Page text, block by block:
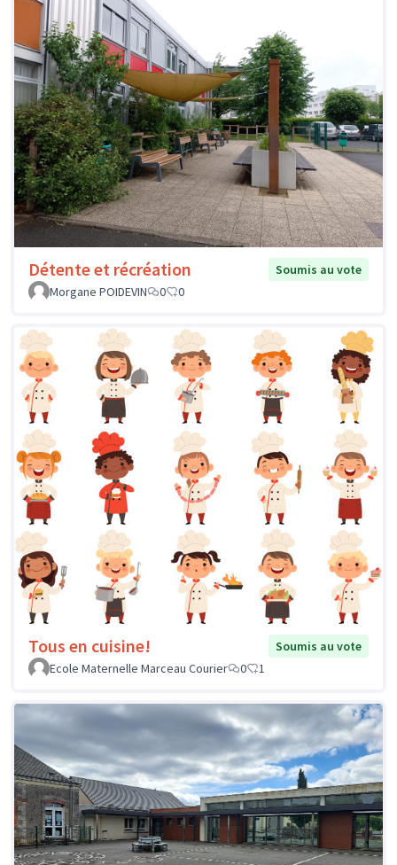
Détente et récréation
Soumis au vote
Morgane POIDEVIN
0 0
Tous en cuisine!
Soumis au vote
Ecole Maternelle Marceau Courier
0 1